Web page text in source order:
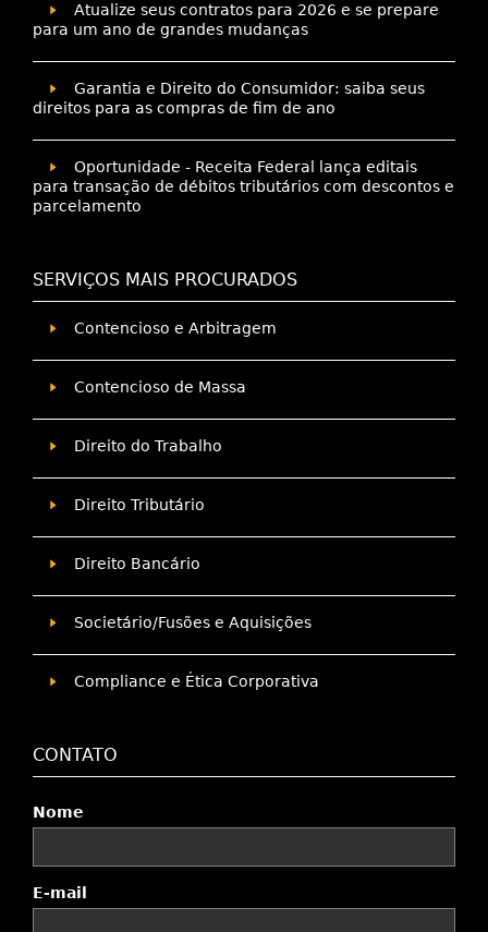
Atualize seus contratos para 2026 e se prepare
para um ano de grandes mudanças
Garantia e Direito do Consumidor: saiba seus
direitos para as compras de fim de ano
Oportunidade - Receita Federal lança editais
para transação de débitos tributários com descontos e
parcelamento
SERVIÇOS MAIS PROCURADOS
Contencioso e Arbitragem
Contencioso de Massa
Direito do Trabalho
Direito Tributário
Direito Bancário
Societário/Fusões e Aquisições
Compliance e Ética Corporativa
CONTATO
Nome
E-mail